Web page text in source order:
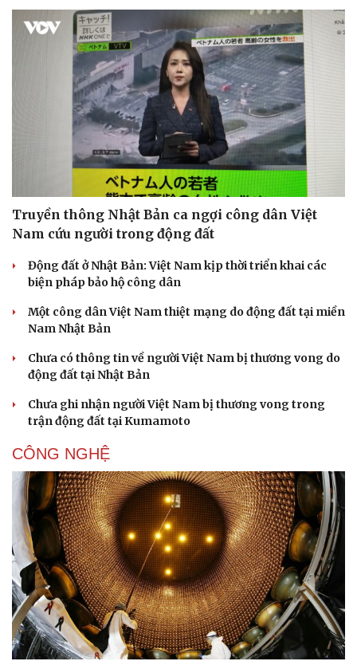
Dinh dưỡng - món ngon
Cây thuốc
Sản phụ khoa
Làm đẹp - giảm cân
Phòng mạch online
Ăn sạch sống khỏe
Nhà đẹp
Blog
Tình yêu - Gia đình
Truyền thông Nhật Bản ca ngợi công dân Việt
Nam cứu người trong động đất
Động đất ở Nhật Bản: Việt Nam kịp thời triển khai các
biện pháp bảo hộ công dân
Một công dân Việt Nam thiệt mạng do động đất tại miền
Nam Nhật Bản
Chưa có thông tin về người Việt Nam bị thương vong do
động đất tại Nhật Bản
Chưa ghi nhận người Việt Nam bị thương vong trong
trận động đất tại Kumamoto
CÔNG NGHỆ